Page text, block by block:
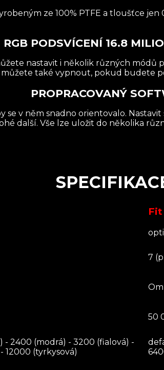
ze 100% PTFE a tloušťce
RGB PODSVÍCENÍ 16.8
nastavit i několik různých
můžete také vypnout, pokud budete
PROPRACOVANÝ
se v něm snadno orientovalo.
další. Vše lze uložit do několika
Fit
7
50
2400 (modrá) - 3200 (fialová) -
12000 (tyrkysová)